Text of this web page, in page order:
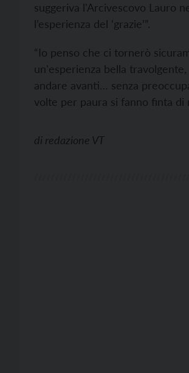
suggeriva l'Arcivescovo Lauro
l’esperienza del ‘grazie’”.
“Io penso che ci tornerò
un'esperienza bella
andare avanti… senza
volte per paura si fanno finta di
di redazione VT